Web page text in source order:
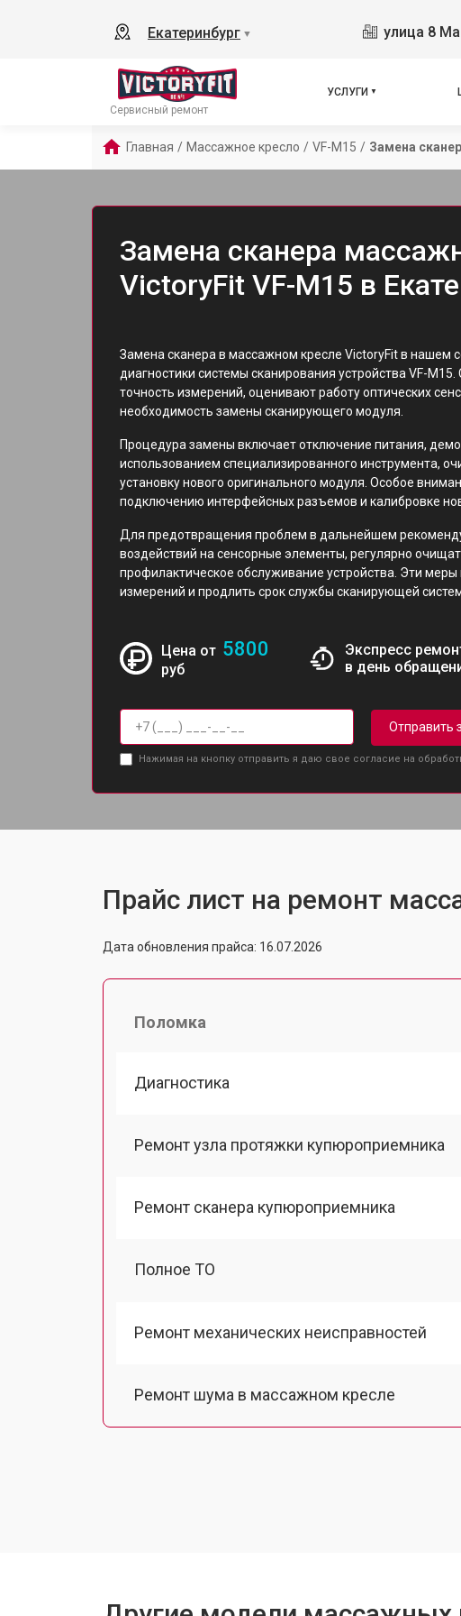
Екатеринбург ▼ улица 8
Сервисный ремонт
УСЛУГИ
Главная / Массажное кресло / VF-M15 / Замена
Замена сканера
VictoryFit VF-M15 в
Замена сканера в массажном кресле VictoryFit в нашем
диагностики системы сканирования устройства VF-
точность измерений, оценивают работу оптических
необходимость замены сканирующего модуля.
Процедура замены включает отключение питания,
использованием специализированного инструмента,
установку нового оригинального модуля. Особое
подключению интерфейсных разъемов и калибровке
Для предотвращения проблем в дальнейшем
воздействий на сенсорные элементы, регулярно
профилактическое обслуживание устройства. Эти меры
измерений и продлить срок службы сканирующей
Цена от 5800
руб
Экспресс
в день
Отправить
Нажимая на кнопку отправить я даю свое согласие на
Прайс лист на ремонт
Дата обновления прайса: 16.07.2026
Поломка
Диагностика
Ремонт узла протяжки купюроприемника
Ремонт сканера купюроприемника
Полное ТО
Ремонт механических неисправностей
Ремонт шума в массажном кресле